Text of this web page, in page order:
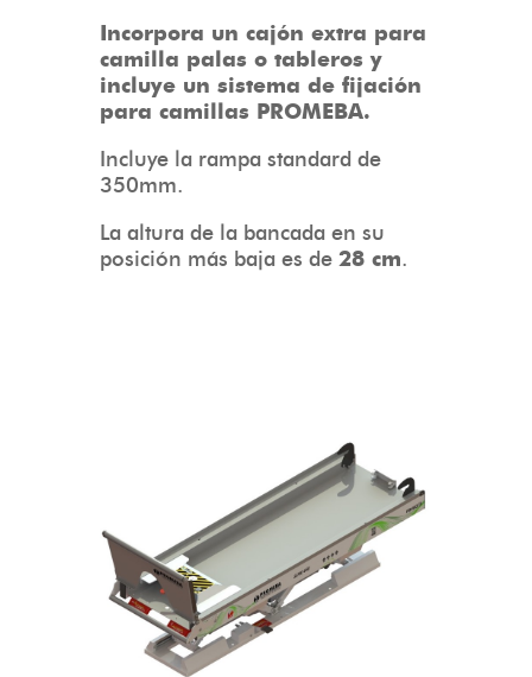
Incorpora un cajón extra para
camilla palas o tableros y
incluye un sistema de fijación
para camillas PROMEBA.
Incluye la rampa standard de
350mm.
La altura de la bancada en su
posición más baja es de 28 cm.